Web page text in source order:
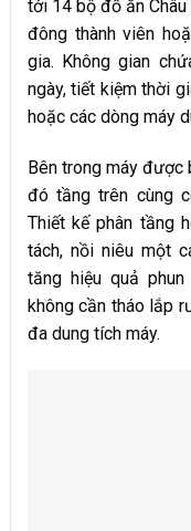
tới 14 bộ đồ ăn
đông thành viên
gia. Không gian
ngày, tiết kiệm thời
hoặc các dòng máy
Bên trong máy được
đó tầng trên cùng
Thiết kế phân tầng
tách, nồi niêu một
tăng hiệu quả
không cần tháo lắp
đa dung tích máy.